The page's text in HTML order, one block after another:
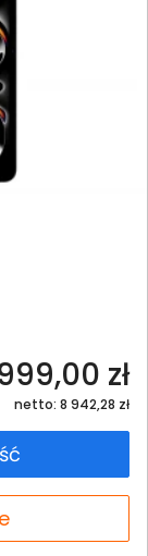
zł
netto: 8 942,28 zł